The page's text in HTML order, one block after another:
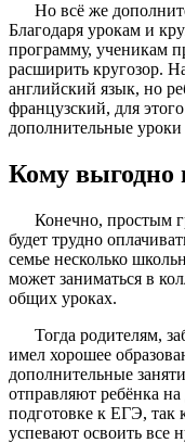
Но всё же
Благодаря урокам и
программу, ученикам
расширить кругозор.
английский язык, но
французский, для
дополнительные
Кому выгодно
Конечно, простым
будет трудно
семье несколько
может заниматься в
общих уроках.
Тогда родителям,
имел хорошее
дополнительные
отправляют ребёнка
подготовке к ЕГЭ, так
успевают освоить все